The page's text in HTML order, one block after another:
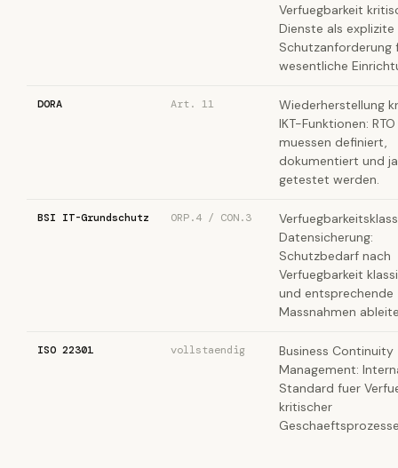
Verfuegbarkeit
Dienste als explizite
Schutzanforderung
wesentliche
DORA Art. 11
Wiederherstellung
IKT-Funktionen:
muessen definiert,
dokumentiert und
getestet werden.
BSI IT-Grundschutz ORP.4 / CON.3
Datensicherung:
Schutzbedarf nach
Verfuegbarkeit
und entsprechende
Massnahmen
ISO 22301 vollstaendig
Business Continuity
Management:
Standard fuer
kritischer